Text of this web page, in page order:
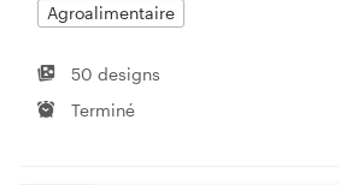
Agroalimentaire
50 designs
Terminé